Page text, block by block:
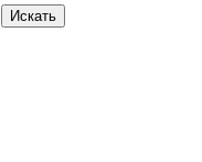
Искать